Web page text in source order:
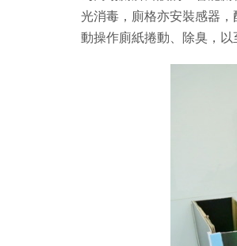
光消毒，廁格亦安裝感器
動操作廁紙捲動、除臭，以